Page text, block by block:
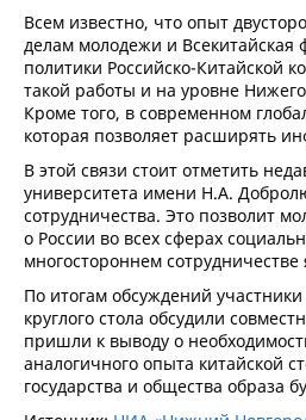
Всем известно, что опыт
делам молодежи и Всекитайская
политики Российско-Китайской
такой работы и на уровне
Кроме того, в современном
которая позволяет расширять
В этой связи стоит отметить
университета имени Н.А.
сотрудничества. Это позволит
о России во всех сферах
многостороннем
По итогам обсуждений
круглого стола обсудили
пришли к выводу о
аналогичного опыта китайской
государства и общества образа